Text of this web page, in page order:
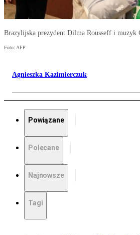
Brazylijska prezydent Dilma Rousseff i muzyk
Foto: AFP
Agnieszka Kazimierczuk
Powiązane
Polecane
Najnowsze
Tagi